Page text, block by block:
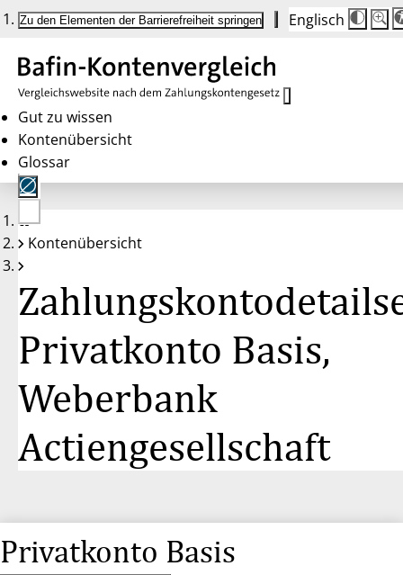
Zu den Elementen der Barrierefreiheit springen Englisch
Die
auf
100
100
Gut zu wissen
Kontenübersicht
Glossar
Keine
Konten
Kontenübersicht
Privatkonto Basis,
Weberbank
Actiengesellschaft
Privatkonto Basis